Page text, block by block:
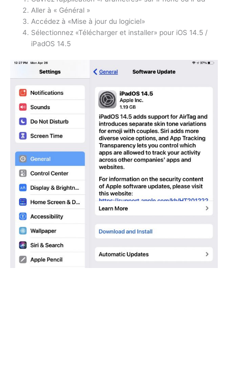
Aller à « Général »
Accédez à «Mise à jour du logiciel»
Sélectionnez «Télécharger et installer» pour iOS 14.5 /
iPadOS 14.5